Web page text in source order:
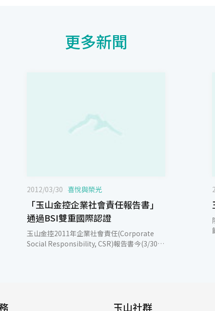
更多新聞
2012/03/30 喜悅與榮光
「玉山金控企業社會責任報告書」
通過BSI雙重國際認證
玉山金控2011年企業社會責任(Corporate
Social Responsibility, CSR)報告書今(3/30)
山人成為世界一等的公民，玉山成為世界一等
玉山社群